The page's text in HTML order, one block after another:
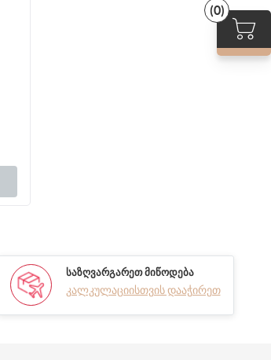
(0)
ᲡᲐᲖᲦᲕᲐᲠᲒᲐᲠᲔᲗ ᲛᲘᲬᲝᲓᲔᲑᲐ
კალკულაციისთვის დააჭირეთ